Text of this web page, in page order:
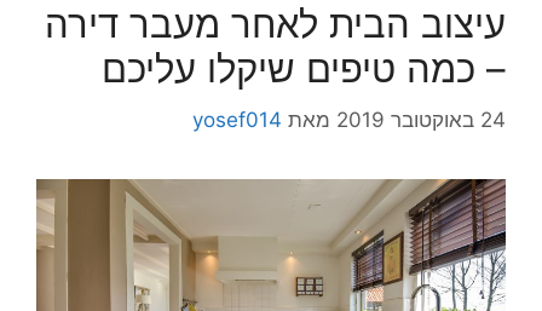
עיצוב הבית לאחר מעבר דירה
– כמה טיפים שיקלו עליכם
24 באוקטובר 2019 מאת yosef014